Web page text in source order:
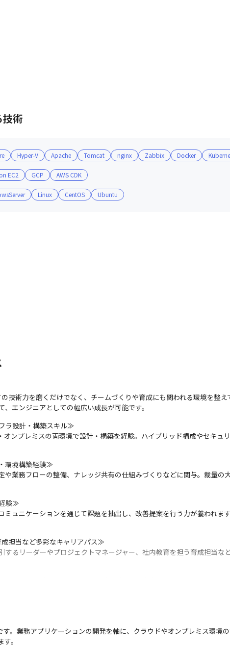
技術
Hyper-V Apache Tomcat nginx Zabbix Docker
EC2 GCP AWS CDK
Linux CentOS Ubuntu
術力を磨くだけでなく、チームづくりや育成にも関われる環境を整え
エンジニアとしての幅広い成長が可能です。
ラ設計・構築スキル≫
ンプレミスの両環境で設計・構築を経験。ハイブリッド構成やセキュ
環境構築経験≫
や業務フローの整備、ナレッジ共有の仕組みづくりなどに関与。裁量の
験≫
ミュニケーションを通じて課題を抽出し、改善提案を行う力が養われま
担当など多彩なキャリアパス≫
するリーダーやプロジェクトマネージャー、社内教育を担う育成担当な
助（CCNA、AWS認定など）、技術書購入補助など、学び続ける姿勢を
テップアップできる環境≫
。業務アプリケーションの開発を軸に、クラウドやオンプレミス環境
。